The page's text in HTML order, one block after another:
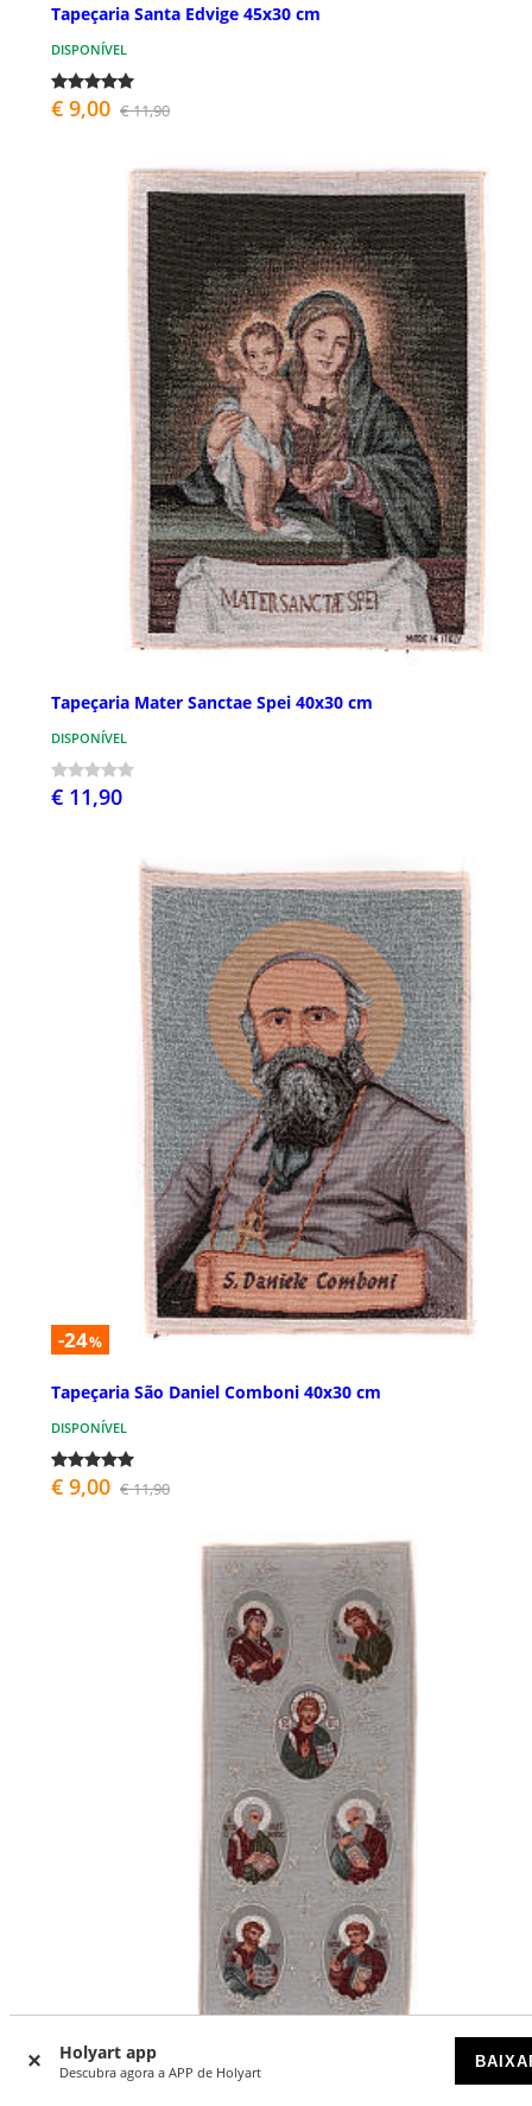
Holyart app
Descubra agora a APP de Holyart
Tapeçaria Santa Edvige 45x30 cm
DISPONÍVEL
€ 9,00 € 11,90
Tapeçaria Mater Sanctae Spei 40x30 cm
DISPONÍVEL
€ 11,90
-24%
Tapeçaria São Daniel Comboni 40x30 cm
DISPONÍVEL
€ 9,00 € 11,90
Tapeçaria prata Virgem, S. J. Batista, Cristo e Quatro